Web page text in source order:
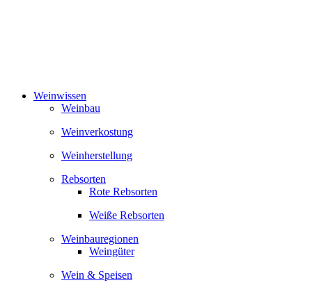
Weinwissen
Weinbau
Weinverkostung
Weinherstellung
Rebsorten
Rote Rebsorten
Weiße Rebsorten
Weinbauregionen
Weingüter
Wein & Speisen